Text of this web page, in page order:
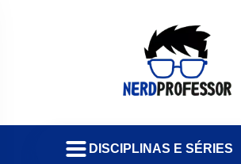
DISCIPLINAS E SÉRIES